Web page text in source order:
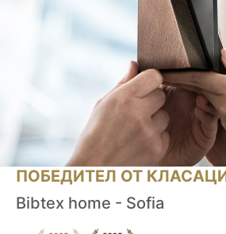
ПОБЕДИТЕЛ ОТ
Bibtex home - Sofia